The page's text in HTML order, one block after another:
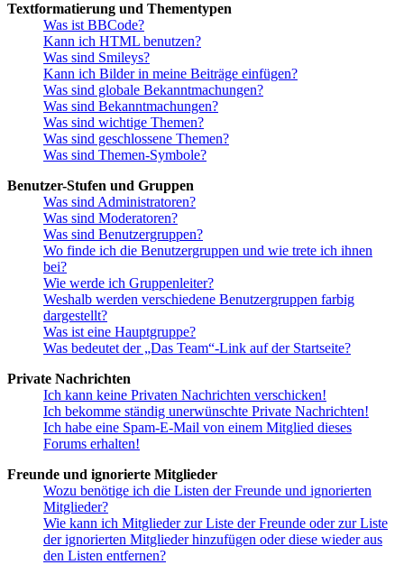
Textformatierung und Thementypen
Was ist BBCode?
Kann ich HTML benutzen?
Was sind Smileys?
Kann ich Bilder in meine Beiträge einfügen?
Was sind globale Bekanntmachungen?
Was sind Bekanntmachungen?
Was sind wichtige Themen?
Was sind geschlossene Themen?
Was sind Themen-Symbole?
Benutzer-Stufen und Gruppen
Was sind Administratoren?
Was sind Moderatoren?
Was sind Benutzergruppen?
Wo finde ich die Benutzergruppen und wie trete ich ihnen
bei?
Wie werde ich Gruppenleiter?
Weshalb werden verschiedene Benutzergruppen farbig
dargestellt?
Was ist eine Hauptgruppe?
Was bedeutet der „Das Team“-Link auf der Startseite?
Private Nachrichten
Ich kann keine Privaten Nachrichten verschicken!
Ich bekomme ständig unerwünschte Private Nachrichten!
Ich habe eine Spam-E-Mail von einem Mitglied dieses
Forums erhalten!
Freunde und ignorierte Mitglieder
Wozu benötige ich die Listen der Freunde und ignorierten
Mitglieder?
Wie kann ich Mitglieder zur Liste der Freunde oder zur Liste
der ignorierten Mitglieder hinzufügen oder diese wieder aus
den Listen entfernen?